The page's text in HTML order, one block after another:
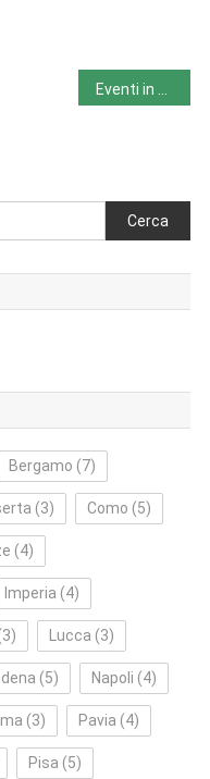
Cerca
Bergamo (7)
(3) Como (5)
(4)
Imperia (4)
Lucca (3)
(5) Napoli (4)
(3) Pavia (4)
Pisa (5)